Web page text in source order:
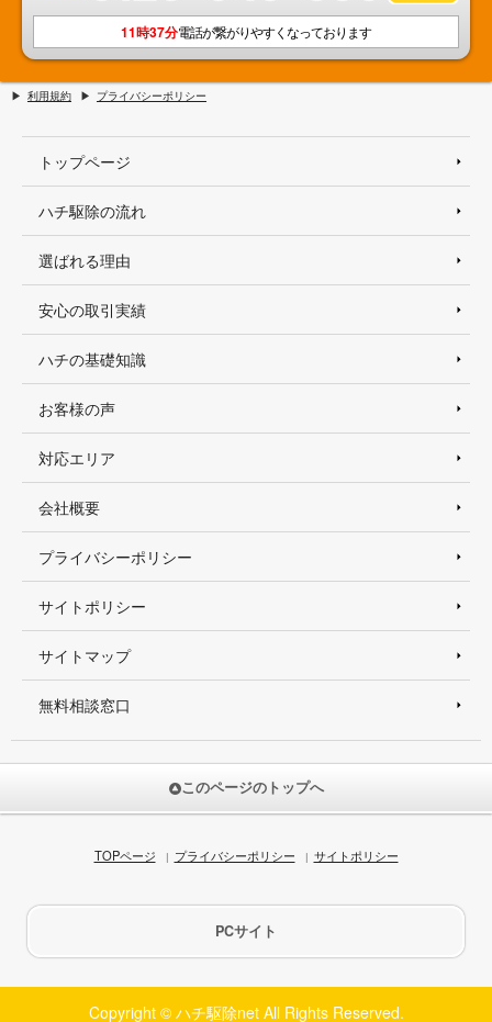
11時37分電話が繋がりやすくなっております
利用規約 プライバシーポリシー
トップページ
ハチ駆除の流れ
選ばれる理由
安心の取引実績
ハチの基礎知識
お客様の声
対応エリア
会社概要
プライバシーポリシー
サイトポリシー
サイトマップ
無料相談窓口
このページのトップへ
TOPページ プライバシーポリシー サイトポリシー
PCサイト
Copyright © ハチ駆除net All Rights Reserved.